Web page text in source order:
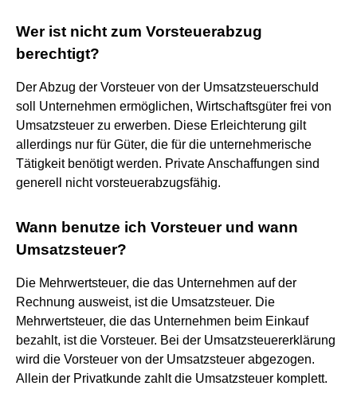
Wer ist nicht zum Vorsteuerabzug
berechtigt?
Der Abzug der Vorsteuer von der Umsatzsteuerschuld
soll Unternehmen ermöglichen, Wirtschaftsgüter frei von
Umsatzsteuer zu erwerben. Diese Erleichterung gilt
allerdings nur für Güter, die für die unternehmerische
Tätigkeit benötigt werden. Private Anschaffungen sind
generell nicht vorsteuerabzugsfähig.
Wann benutze ich Vorsteuer und wann
Umsatzsteuer?
Die Mehrwertsteuer, die das Unternehmen auf der
Rechnung ausweist, ist die Umsatzsteuer. Die
Mehrwertsteuer, die das Unternehmen beim Einkauf
bezahlt, ist die Vorsteuer. Bei der Umsatzsteuererklärung
wird die Vorsteuer von der Umsatzsteuer abgezogen.
Allein der Privatkunde zahlt die Umsatzsteuer komplett.